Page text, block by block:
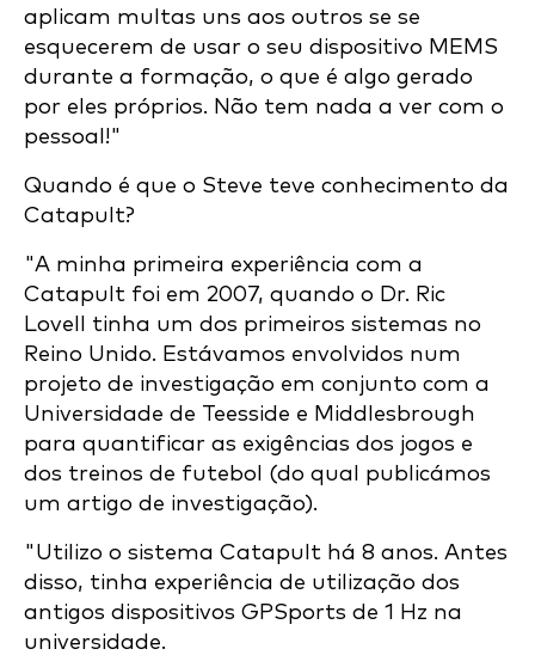
aplicam multas uns aos outros se se
esquecerem de usar o seu dispositivo MEMS
durante a formação, o que é algo gerado
por eles próprios. Não tem nada a ver com o
pessoal!"
Quando é que o Steve teve conhecimento da
Catapult?
"A minha primeira experiência com a
Catapult foi em 2007, quando o Dr. Ric
Lovell tinha um dos primeiros sistemas no
Reino Unido. Estávamos envolvidos num
projeto de investigação em conjunto com a
Universidade de Teesside e Middlesbrough
para quantificar as exigências dos jogos e
dos treinos de futebol (do qual publicámos
um artigo de investigação).
"Utilizo o sistema Catapult há 8 anos. Antes
disso, tinha experiência de utilização dos
antigos dispositivos GPSports de 1 Hz na
universidade.